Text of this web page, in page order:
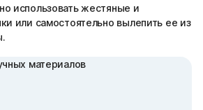
использовать жестяные и
или самостоятельно вылепить ее из